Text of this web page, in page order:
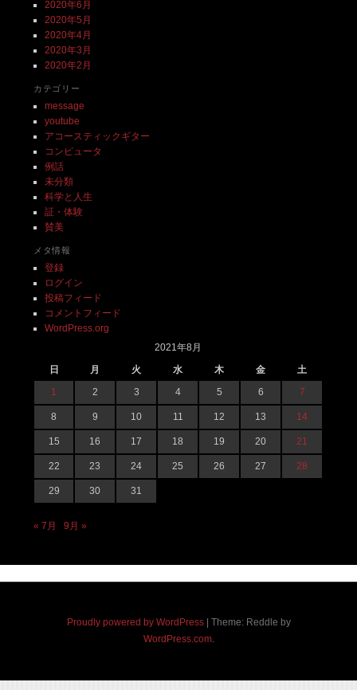
2020年6月
2020年5月
2020年4月
2020年3月
2020年2月
カテゴリー
message
youtube
アコースティックギター
コンピュータ
例話
未分類
科学と人生
証・体験
賛美
メタ情報
登録
ログイン
投稿フィード
コメントフィード
WordPress.org
2021年8月
日
月 火 水 木 金
土
1
2 3 4 5 6 7
8 9 10 11 12 13 14
15 16 17 18 19 20 21
22 23 24 25 26 27 28
29 30 31
« 7月 9月 »
Proudly powered by WordPress
Theme: Reddle by
WordPress.com.